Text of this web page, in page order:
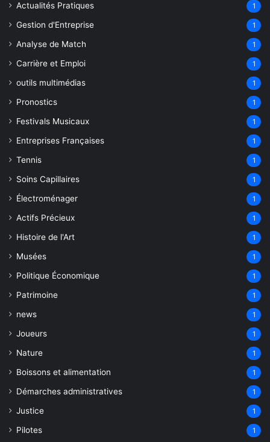
Actualités Pratiques 1
Gestion d'Entreprise 1
Analyse de Match 1
Carrière et Emploi 1
outils multimédias 1
Pronostics 1
Festivals Musicaux 1
Entreprises Françaises 1
Tennis 1
Soins Capillaires 1
Électroménager 1
Actifs Précieux 1
Histoire de l'Art 1
Musées 1
Politique Économique 1
Patrimoine 1
news 1
Joueurs 1
Nature 1
Boissons et alimentation 1
Démarches administratives 1
Justice 1
Pilotes 1